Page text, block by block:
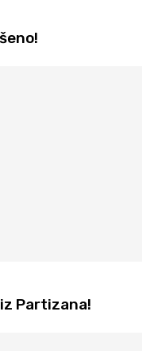
Partizana!